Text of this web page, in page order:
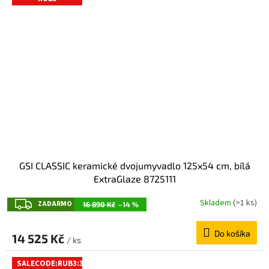
Z
D
A
ZADARMO 16 890 Kč –14 %
GSI CLASSIC keramické dvojumyvadlo 125x54 cm, bílá
ExtraGlaze 8725111
Skladem (>1 ks)
14 525 Kč / ks
Do košíka
SALECODE:RUB3:3:%